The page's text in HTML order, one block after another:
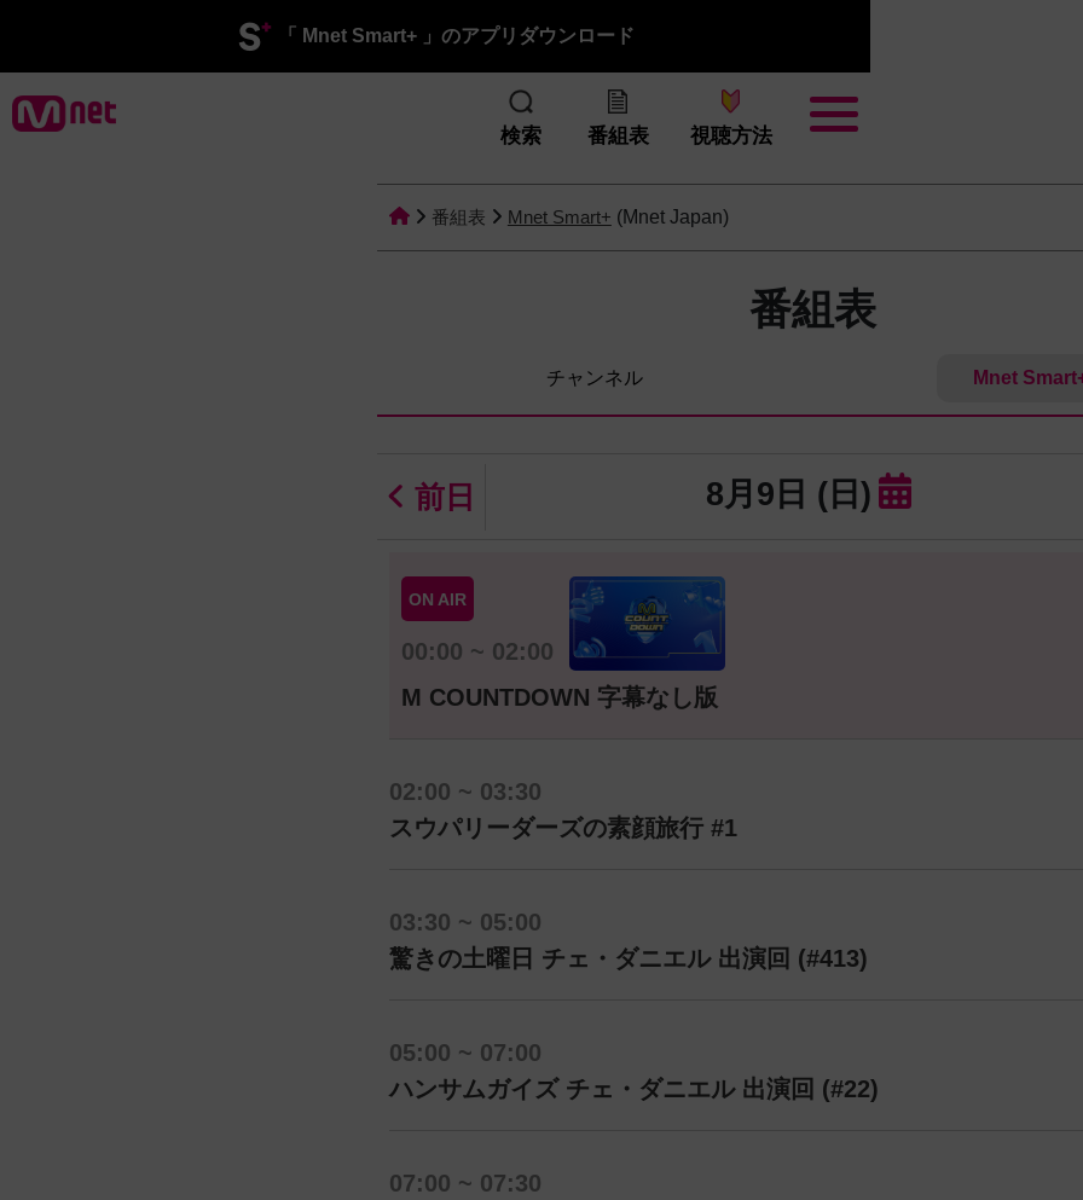
「 Mnet Smart+ 」のアプリダウンロード
検索 番組表 視聴方法
番組表 Mnet Smart+ (Mnet Japan)
番組表
チャンネル Mnet
前日 8月9日 (日)
ON AIR
00:00 ~ 02:00
M COUNTDOWN 字幕なし版
02:00 ~ 03:30
スウパリーダーズの素顔旅行 #1
03:30 ~ 05:00
驚きの土曜日 チェ・ダニエル 出演回 (#413)
05:00 ~ 07:00
ハンサムガイズ チェ・ダニエル 出演回 (#22)
07:00 ~ 07:30